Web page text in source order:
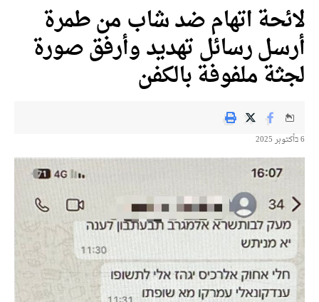
لائحة اتهام ضد شاب من طمرة
أرسل رسائل تهديد وأرفق صورة
لجثة ملفوفة بالكفن
6 בأكتوبر 2025